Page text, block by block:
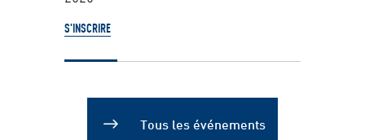
S'INSCRIRE
Tous les événements